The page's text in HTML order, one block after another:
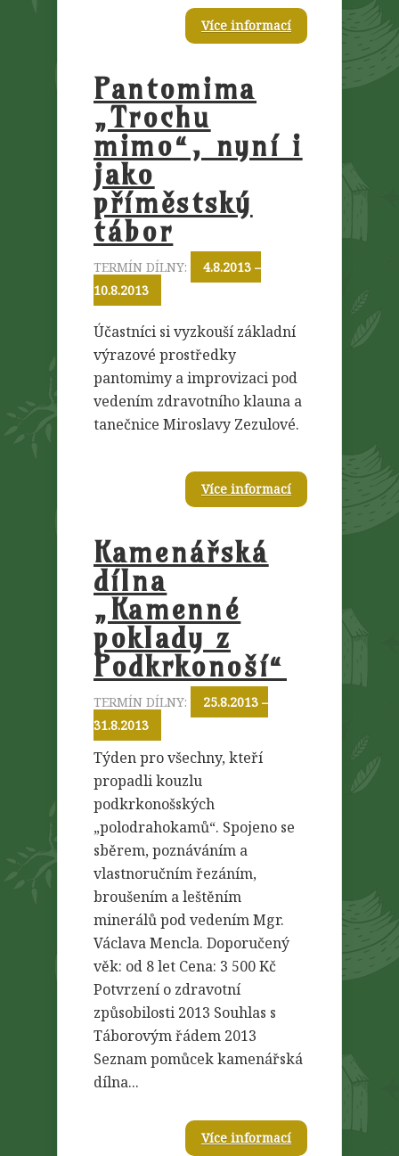
Více informací
Pantomima
„Trochu
mimo“, nyní i
jako
příměstský
tábor
TERMÍN DÍLNY:
4.8.2013 –
10.8.2013
Účastníci si vyzkouší základní
výrazové prostředky
pantomimy a improvizaci pod
vedením zdravotního klauna a
tanečnice Miroslavy Zezulové.
Více informací
Kamenářská
dílna
„Kamenné
poklady z
Podkrkonoší“
TERMÍN DÍLNY:
25.8.2013 –
31.8.2013
Týden pro všechny, kteří
propadli kouzlu
podkrkonošských
„polodrahokamů“. Spojeno se
sběrem, poznáváním a
vlastnoručním řezáním,
broušením a leštěním
minerálů pod vedením Mgr.
Václava Mencla. Doporučený
věk: od 8 let Cena: 3 500 Kč
Potvrzení o zdravotní
způsobilosti 2013 Souhlas s
Táborovým řádem 2013
Seznam pomůcek kamenářská
dílna...
Více informací